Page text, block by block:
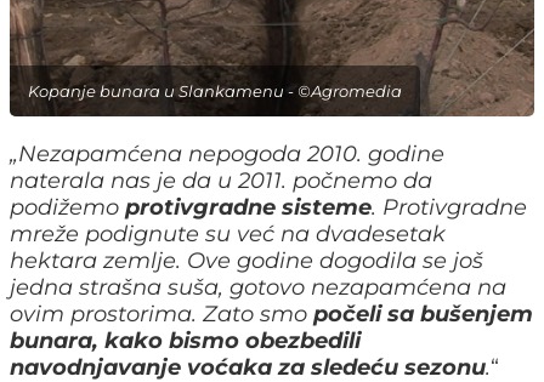
Kopanje bunara u Slankamenu - ©Agromedia
„Nezapamćena nepogoda 2010. godine
naterala nas je da u 2011. počnemo da
podižemo protivgradne sisteme. Protivgradne
mreže podignute su već na dvadesetak
hektara zemlje. Ove godine dogodila se još
jedna strašna suša, gotovo nezapamćena na
ovim prostorima. Zato smo počeli sa bušenjem
bunara, kako bismo obezbedili
navodnjavanje voćaka za sledeću sezonu.“